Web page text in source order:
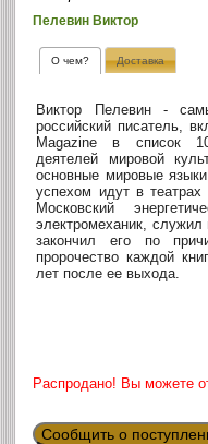
Пелевин Виктор
О чем? Доставка
Виктор Пелевин -
российский писатель,
Magazine в список
деятелей мировой
основные мировые
успехом идут в
Московский
электромеханик,
закончил его по
пророчество каждой
лет после ее выхода.
Распродано! Вы можете
Сообщить о